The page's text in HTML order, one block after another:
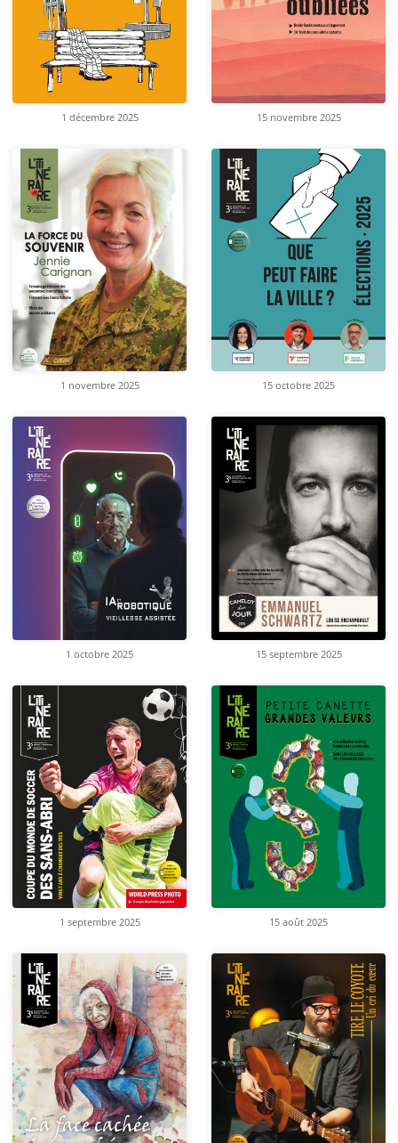
1 décembre 2025 15 novembre 2025
1 novembre 2025 15 octobre 2025
1 octobre 2025 15 septembre 2025
1 septembre 2025 15 août 2025